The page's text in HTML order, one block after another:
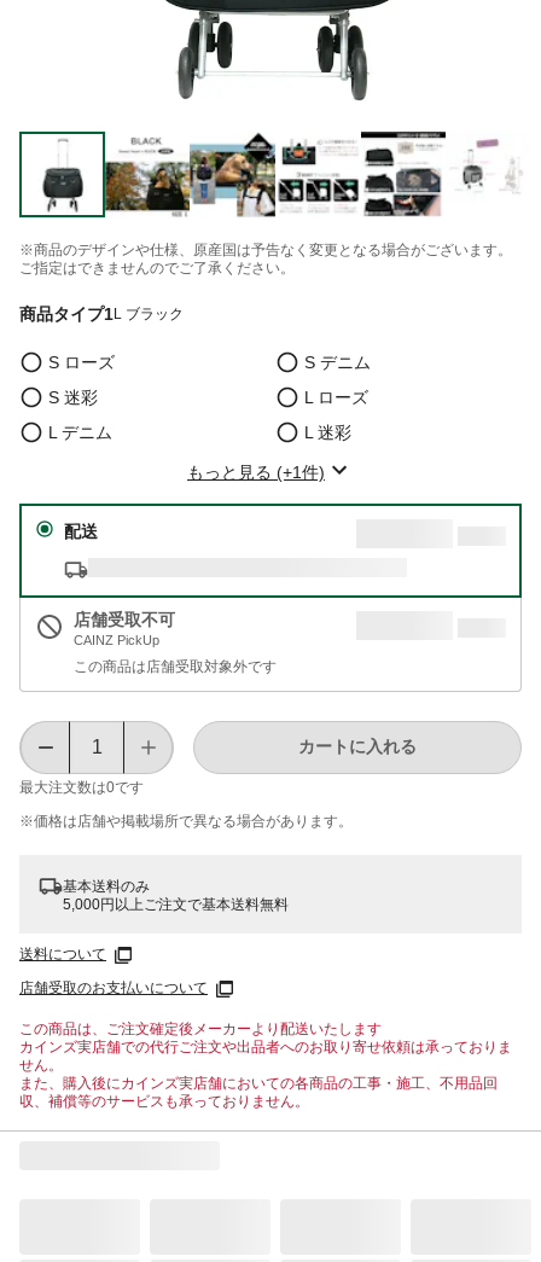
※商品のデザインや仕様、原産国は予告なく変更となる場合がございます。
ご指定はできませんのでご了承ください。
商品タイプ1L ブラック
S ローズ
S デニム
S 迷彩
L ローズ
L デニム
L 迷彩
もっと見る (+1件)
配送
店舗受取不可
CAINZ PickUp
この商品は店舗受取対象外です
最大注文数は0です
カートに入れる
※価格は​店舗や​掲載場所で​異なる​場合が​あります。
基本送料のみ
5,000円以上ご注文で基本送料無料
送料について
店舗受取のお支払いについて
この商品は、ご注文確定後メーカーより配送いたします
カインズ実店舗での代行ご注文や出品者へのお取り寄せ依頼は承っておりま
せん。
また、購入後にカインズ実店舗においての各商品の工事・施工、不用品回
収、補償等のサービスも承っておりません。